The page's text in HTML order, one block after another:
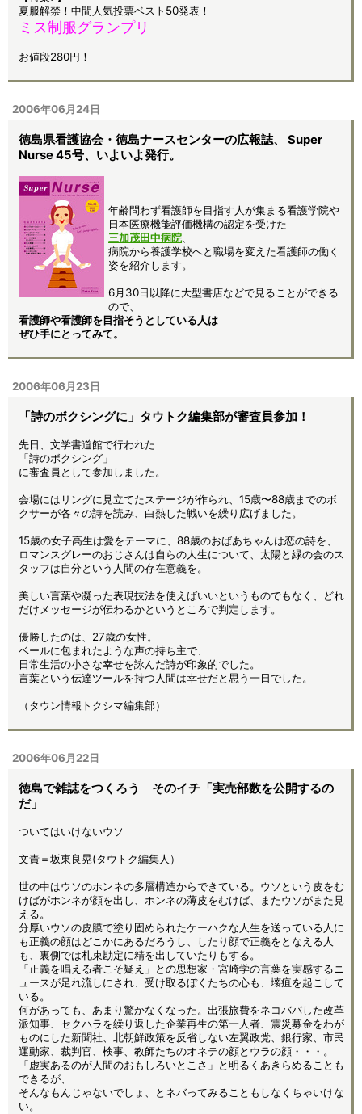
夏服解禁！中間人気投票ベスト50発表！
ミス制服グランプリ
お値段280円！
2006年06月24日
徳島県看護協会・徳島ナースセンターの広報誌、 Super
Nurse 45号、いよいよ発行。
年齢問わず看護師を目指す人が集まる看護学院や
日本医療機能評価機構の認定を受けた
三加茂田中病院、
病院から養護学校へと職場を変えた看護師の働く
姿を紹介します。
6月30日以降に大型書店などで見ることができる
ので、
看護師や看護師を目指そうとしている人は
ぜひ手にとってみて。
2006年06月23日
「詩のボクシングに」タウトク編集部が審査員参加！
先日、文学書道館で行われた
「詩のボクシング」
に審査員として参加しました。
会場にはリングに見立てたステージが作られ、15歳〜88歳までのボ
クサーが各々の詩を読み、白熱した戦いを繰り広げました。
15歳の女子高生は愛をテーマに、88歳のおばあちゃんは恋の詩を、
ロマンスグレーのおじさんは自らの人生について、太陽と緑の会のス
タッフは自分という人間の存在意義を。
美しい言葉や凝った表現技法を使えばいいというものでもなく、どれ
だけメッセージが伝わるかというところで判定します。
優勝したのは、27歳の女性。
ベールに包まれたような声の持ち主で、
日常生活の小さな幸せを詠んだ詩が印象的でした。
言葉という伝達ツールを持つ人間は幸せだと思う一日でした。
（タウン情報トクシマ編集部）
2006年06月22日
徳島で雑誌をつくろう そのイチ「実売部数を公開するの
だ」
ついてはいけないウソ
文責＝坂東良晃(タウトク編集人）
世の中はウソのホンネの多層構造からできている。ウソという皮をむ
けばがホンネが顔を出し、ホンネの薄皮をむけば、またウソがまた見
える。
分厚いウソの皮膜で塗り固められたケーハクな人生を送っている人に
も正義の顔はどこかにあるだろうし、したり顔で正義をとなえる人
も、裏側では札束勘定に精を出していたりもする。
「正義を唱える者こそ疑え」との思想家・宮崎学の言葉を実感するニ
ュースが足れ流しにされ、受け取るぼくたちの心も、壊疽を起こして
いる。
何があっても、あまり驚かなくなった。出張旅費をネコババした改革
派知事、セクハラを繰り返した企業再生の第一人者、震災募金をわが
ものにした新聞社、北朝鮮政策を反省しない左翼政党、銀行家、市民
運動家、裁判官、検事、教師たちのオネテの顔とウラの顔・・・。
「虚実あるのが人間のおもしろいとこさ」と明るくあきらめることも
できるが、
そんなもんじゃないでしょ、とネバってみることもしなくちゃいけな
い。